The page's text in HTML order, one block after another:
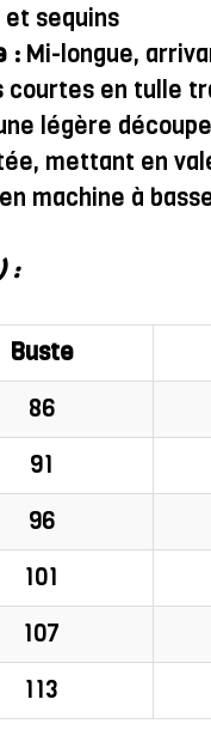
sequins
: Mi-longue,
courtes en tulle
légère
mettant en
machine à
:
Buste
86
91
96
101
107
113